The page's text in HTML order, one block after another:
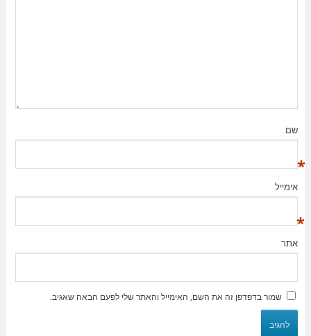
שם
*
אימייל
*
אתר
שמור בדפדפן זה את השם, האימייל והאתר שלי לפעם הבאה שאגיב.